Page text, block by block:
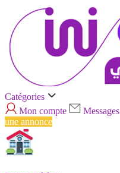
Catégories
Mon compte
Messages
une annonce